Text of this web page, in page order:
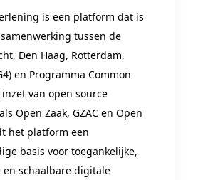
is een platform dat is
tussen de
Den Haag, Rotterdam,
en Programma Common
van open source
Open Zaak, GZAC en Open
het platform een
basis voor toegankelijke,
schaalbare digitale